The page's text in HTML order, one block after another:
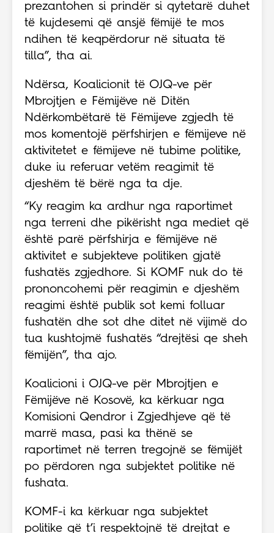
prezantohen si prindër si qytetarë duhet
të kujdesemi që ansjë fëmijë te mos
ndihen të keqpërdorur në situata të
tilla”, tha ai.
Ndërsa, Koalicionit të OJQ-ve për
Mbrojtjen e Fëmijëve në Ditën
Ndërkombëtarë të Fëmijeve zgjedh të
mos komentojë përfshirjen e fëmijeve në
aktivitetet e fëmijeve në tubime politike,
duke iu referuar vetëm reagimit të
djeshëm të bërë nga ta dje.
“Ky reagim ka ardhur nga raportimet
nga terreni dhe pikërisht nga mediet që
është parë përfshirja e fëmijëve në
aktivitet e subjekteve politiken gjatë
fushatës zgjedhore. Si KOMF nuk do të
prononcohemi për reagimin e djeshëm
reagimi është publik sot kemi folluar
fushatën dhe sot dhe ditet në vijimë do
tua kushtojmë fushatës “drejtësi qe sheh
fëmijën”, tha ajo.
Koalicioni i OJQ-ve për Mbrojtjen e
Fëmijëve në Kosovë, ka kërkuar nga
Komisioni Qendror i Zgjedhjeve që të
marrë masa, pasi ka thënë se
raportimet në terren tregojnë se fëmijët
po përdoren nga subjektet politike në
fushata.
KOMF-i ka kërkuar nga subjektet
politike që t’i respektojnë të drejtat e